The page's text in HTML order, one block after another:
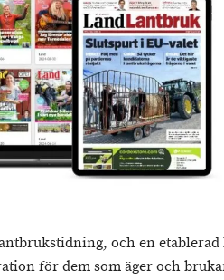
och en
för dem som äger och